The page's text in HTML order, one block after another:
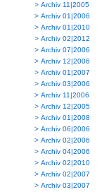
> Archiv 11|2005
> Archiv 01|2006
> Archiv 01|2010
> Archiv 02|2012
> Archiv 07|2006
> Archiv 12|2006
> Archiv 01|2007
> Archiv 03|2006
> Archiv 11|2006
> Archiv 12|2005
> Archiv 01|2008
> Archiv 06|2006
> Archiv 02|2006
> Archiv 04|2006
> Archiv 02|2010
> Archiv 02|2007
> Archiv 03|2007